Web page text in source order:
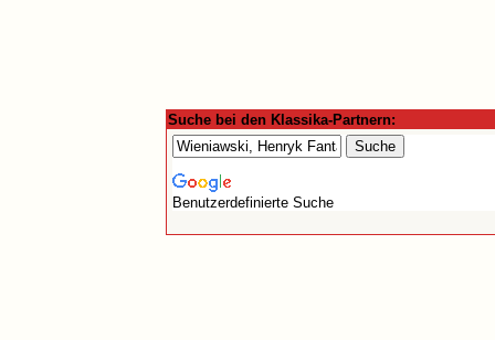
Suche bei den Klassika-Partnern:
Benutzerdefinierte Suche